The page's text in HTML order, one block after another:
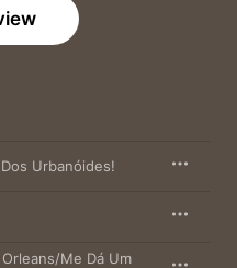
Urbanóides!
Me Dá Um